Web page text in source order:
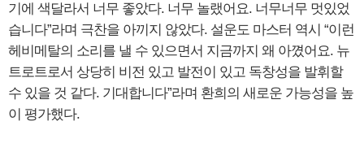
기에 색달라서 너무 좋았다. 너무 놀랬어요. 너무너무 멋있었
습니다”라며 극찬을 아끼지 않았다. 설운도 마스터 역시 “이런
헤비메탈의 소리를 낼 수 있으면서 지금까지 왜 아꼈어요. 뉴
트로트로서 상당히 비전 있고 발전이 있고 독창성을 발휘할
수 있을 것 같다. 기대합니다”라며 환희의 새로운 가능성을 높
이 평가했다.